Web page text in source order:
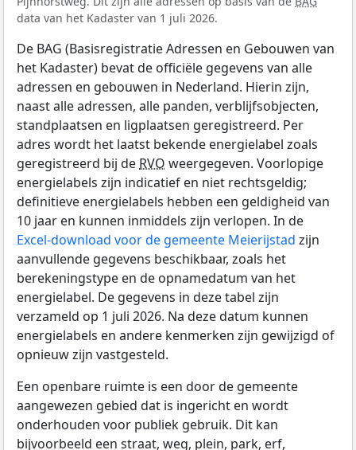
data van het Kadaster van 1 juli 2026.
De BAG (Basisregistratie Adressen en Gebouwen van
het Kadaster) bevat de officiële gegevens van alle
adressen en gebouwen in Nederland. Hierin zijn,
naast alle adressen, alle panden, verblijfsobjecten,
standplaatsen en ligplaatsen geregistreerd. Per
adres wordt het laatst bekende energielabel zoals
geregistreerd bij de RVO weergegeven. Voorlopige
energielabels zijn indicatief en niet rechtsgeldig;
definitieve energielabels hebben een geldigheid van
10 jaar en kunnen inmiddels zijn verlopen. In de
Excel-download voor de gemeente Meierijstad zijn
aanvullende gegevens beschikbaar, zoals het
berekeningstype en de opnamedatum van het
energielabel. De gegevens in deze tabel zijn
verzameld op 1 juli 2026. Na deze datum kunnen
energielabels en andere kenmerken zijn gewijzigd of
opnieuw zijn vastgesteld.
Een openbare ruimte is een door de gemeente
aangewezen gebied dat is ingericht en wordt
onderhouden voor publiek gebruik. Dit kan
bijvoorbeeld een straat, weg, plein, park, erf,